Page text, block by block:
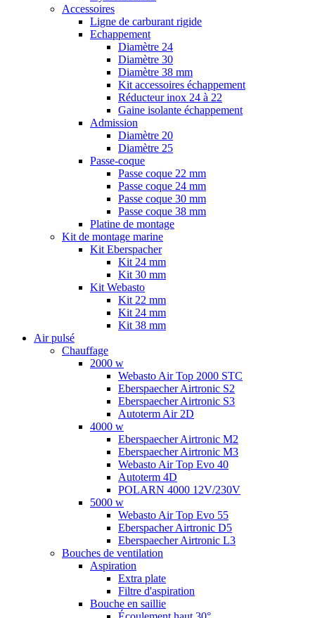
Accessoires
Ligne de carburant rigide
Echappement
Diamètre 24
Diamètre 30
Diamètre 38 mm
Kit accessoires échappement
Réducteur inox 24 à 22
Gaine isolante échappement
Admission
Diamètre 20
Diamètre 25
Passe-coque
Passe coque 22 mm
Passe coque 24 mm
Passe coque 30 mm
Passe coque 38 mm
Platine de montage
Kit de montage marine
Kit Eberspacher
Kit 24 mm
Kit 30 mm
Kit Webasto
Kit 22 mm
Kit 24 mm
Kit 38 mm
Air pulsé
Chauffage
2000 w
Webasto Air Top 2000 STC
Eberspaecher Airtronic S2
Eberspaecher Airtronic S3
Autoterm Air 2D
4000 w
Eberspaecher Airtronic M2
Eberspaecher Airtronic M3
Webasto Air Top Evo 40
Autoterm 4D
POLARN 4000 12V/230V
5000 w
Webasto Air Top Evo 55
Eberspacher Airtronic D5
Eberspaecher Airtronic L3
Bouches de ventilation
Aspiration
Extra plate
Filtre d'aspiration
Bouche en saillie